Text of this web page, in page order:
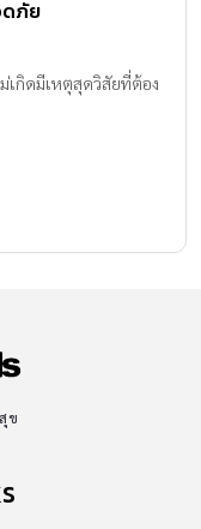
ดภัย
เกิดมีเหตุสุดวิสัยที่ต้อง
ข